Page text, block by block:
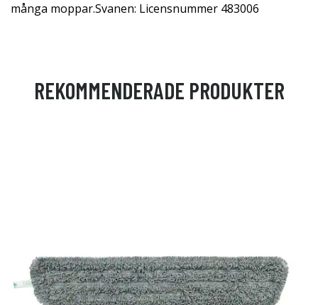
många moppar.Svanen: Licensnummer 483006
REKOMMENDERADE PRODUKTER